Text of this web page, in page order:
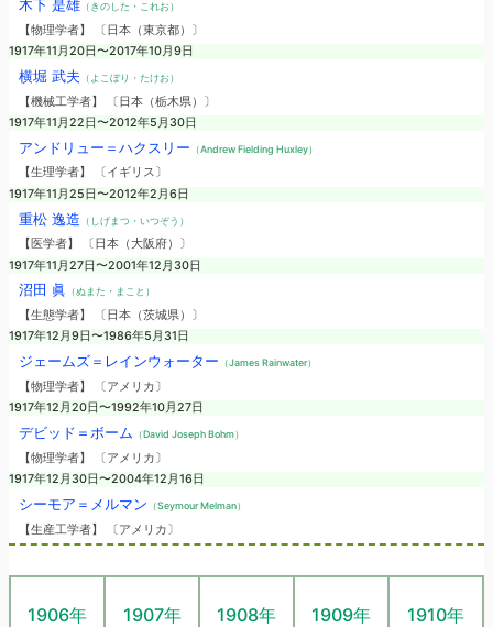
木下 是雄（きのした・これお）
【物理学者】 〔日本（東京都）〕
1917年11月20日〜2017年10月9日
横堀 武夫 （よこぼり・たけお）
【機械工学者】 〔日本（栃木県）〕
1917年11月22日〜2012年5月30日
アンドリュー＝ハクスリー （Andrew Fielding Huxley）
【生理学者】 〔イギリス〕
1917年11月25日〜2012年2月6日
重松 逸造 （しげまつ・いつぞう）
【医学者】 〔日本（大阪府）〕
1917年11月27日〜2001年12月30日
沼田 眞 （ぬまた・まこと）
【生態学者】 〔日本（茨城県）〕
1917年12月9日〜1986年5月31日
ジェームズ＝レインウォーター （James Rainwater）
【物理学者】 〔アメリカ〕
1917年12月20日〜1992年10月27日
デビッド＝ボーム （David Joseph Bohm）
【物理学者】 〔アメリカ〕
1917年12月30日〜2004年12月16日
シーモア＝メルマン （Seymour Melman）
【生産工学者】 〔アメリカ〕
1906年 1907年 1908年 1909年 1910年